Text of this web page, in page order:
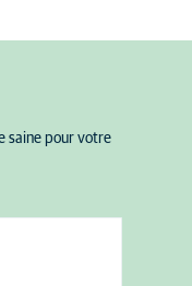
saine pour votre